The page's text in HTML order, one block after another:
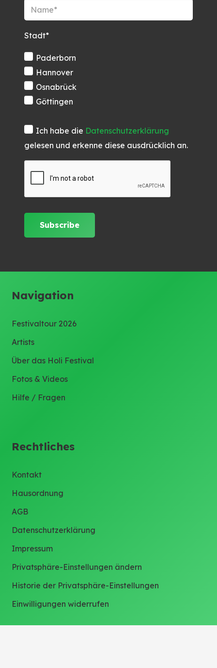
Stadt*
Paderborn
Hannover
Osnabrück
Göttingen
Ich habe die Datenschutzerklärung
gelesen und erkenne diese ausdrücklich an.
Navigation
Festivaltour 2026
Artists
Über das Holi Festival
Fotos & Videos
Hilfe / Fragen
Rechtliches
Kontakt
Hausordnung
AGB
Datenschutzerklärung
Impressum
Privatsphäre-Einstellungen ändern
Historie der Privatsphäre-Einstellungen
Einwilligungen widerrufen